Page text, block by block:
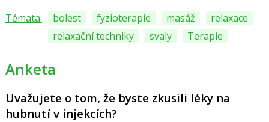
Témata:
bolest fyzioterapie masáž
relaxace
relaxační techniky
svaly Terapie
Anketa
Uvažujete o tom, že byste zkusili léky na
hubnutí v injekcích?